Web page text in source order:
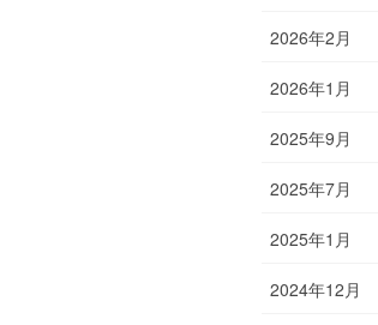
2026年2月
2026年1月
2025年9月
2025年7月
2025年1月
2024年12月